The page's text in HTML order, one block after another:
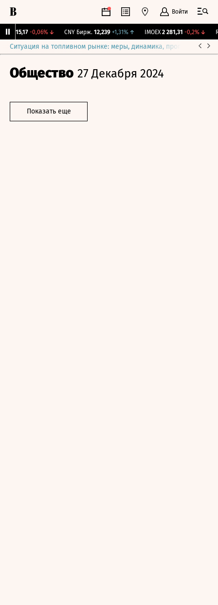
Войти
115,17 -0,06%↓ CNY Бирж. 12,239 +1,31% ↑ IMOEX 2 281,31 -0,2%↓
Ситуация на топливном рынке: меры, динамика, прогнозы
Общество 27 Декабря 2024
Показать еще